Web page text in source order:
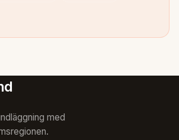
med